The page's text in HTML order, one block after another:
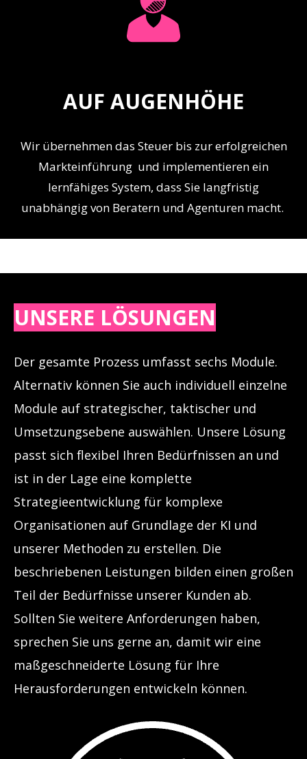
AUF AUGENHÖHE
Wir übernehmen das Steuer bis zur erfolgreichen
Markteinführung und implementieren ein
lernfähiges System, dass Sie langfristig
unabhängig von Beratern und Agenturen macht.
UNSERE LÖSUNGEN
Der gesamte Prozess umfasst sechs Module.
Alternativ können Sie auch individuell einzelne
Module auf strategischer, taktischer und
Umsetzungsebene auswählen. Unsere Lösung
passt sich flexibel Ihren Bedürfnissen an und
ist in der Lage eine komplette
Strategieentwicklung für komplexe
Organisationen auf Grundlage der KI und
unserer Methoden zu erstellen. Die
beschriebenen Leistungen bilden einen großen
Teil der Bedürfnisse unserer Kunden ab.
Sollten Sie weitere Anforderungen haben,
sprechen Sie uns gerne an, damit wir eine
maßgeschneiderte Lösung für Ihre
Herausforderungen entwickeln können.